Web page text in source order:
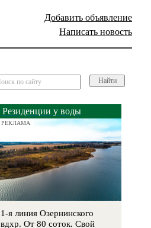
Добавить объявление
Написать новость
Найти
Резиденции у воды
РЕКЛАМА
1-я линия Озернинского
вдхр. От 80 соток. Свой